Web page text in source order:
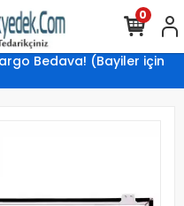
Bedava! (Bayiler için
0